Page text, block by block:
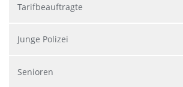
Tarifbeauftragte
Junge Polizei
Senioren